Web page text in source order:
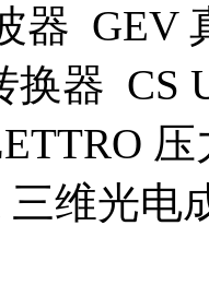
器 GEV
换器 CS
三维光